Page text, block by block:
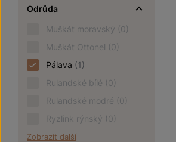
Odrůda
Muškát moravský (0)
Muškát Ottonel (0)
Pálava (1)
Rulandské bílé (0)
Rulandské modré (0)
Ryzlink rýnský (0)
Zobrazit další